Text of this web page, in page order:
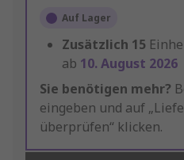
Auf Lager
Zusätzlich 15
ab 10. August 2026
Sie benötigen mehr?
eingeben und auf
überprüfen“ klicken.